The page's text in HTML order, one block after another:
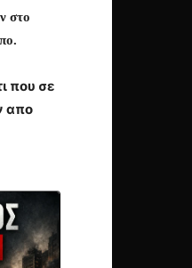
στο
που σε
απο